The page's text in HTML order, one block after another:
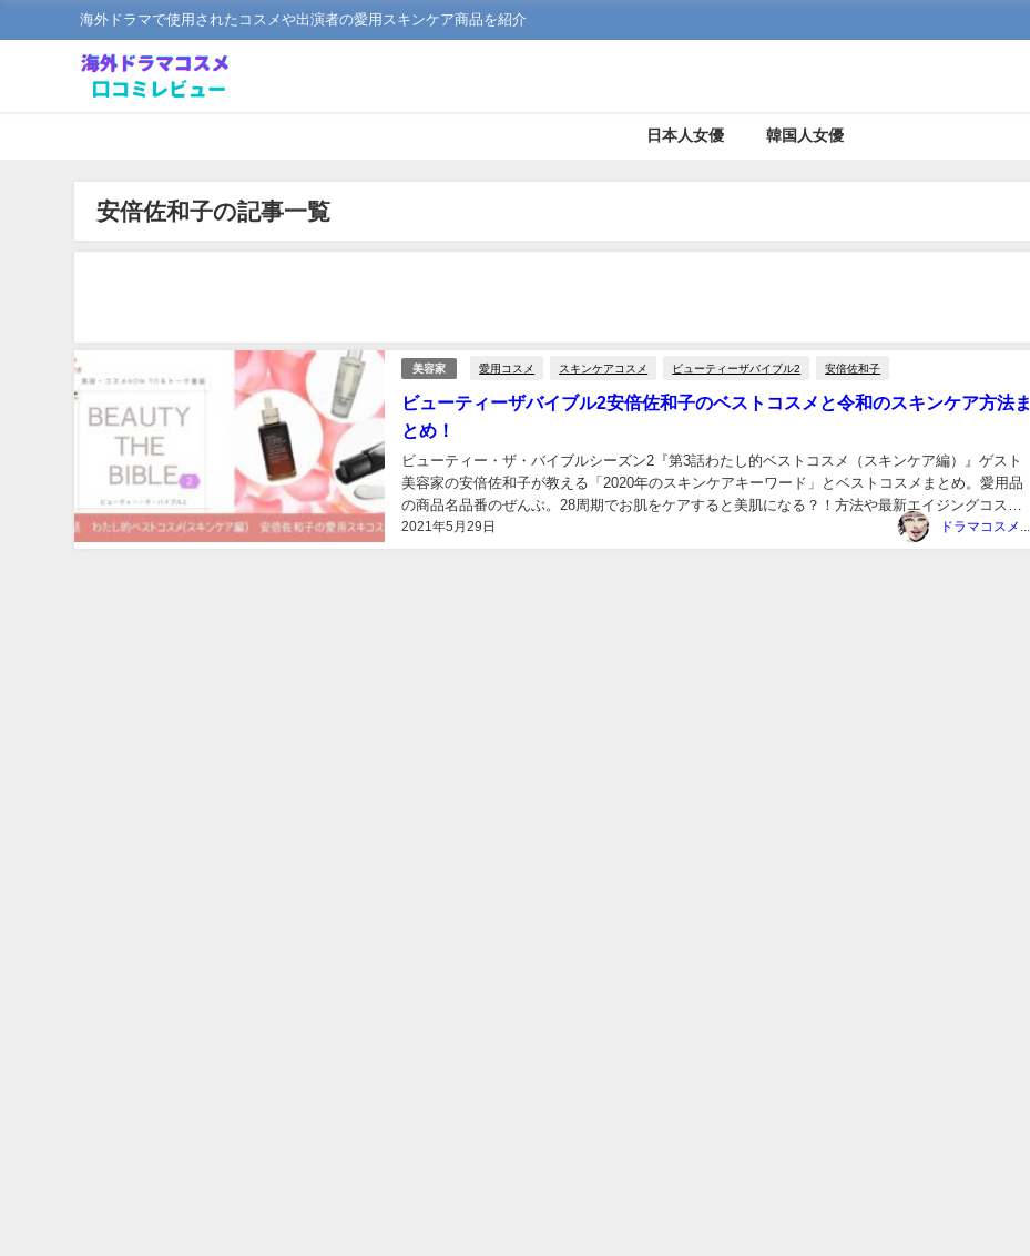
海外ドラマで使用されたコスメや出演者の愛用スキンケア商品を紹介
日本人女優 韓国人女優
安倍佐和子の記事一覧
美容家 愛用コスメ スキンケアコスメ ビューティーザバイブル2 安倍佐和子
ビューティーザバイブル2安倍佐和子のベストコスメと令和のスキンケア方法ま
とめ！
2021年5月29日
ビューティー・ザ・バイブルシーズン2『第3話わたし的ベストコスメ（スキンケア編）』ゲスト
美容家の安倍佐和子が教える「2020年のスキンケアキーワード」とベストコスメまとめ。愛用品
の商品名品番のぜんぶ。28周期でお肌をケアすると美肌になる？！方法や最新エイジングコスメ
紹介。...